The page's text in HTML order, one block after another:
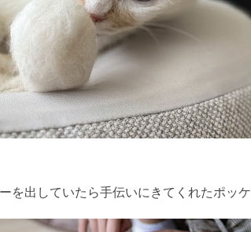
を出していたら手伝いにきてくれたポッケ